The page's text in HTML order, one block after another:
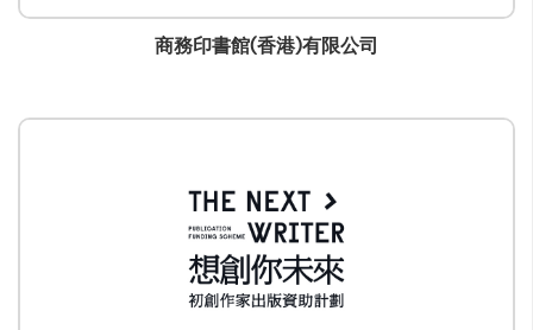
商務印書館(香港)有限公司